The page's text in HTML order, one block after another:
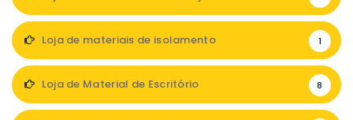
Loja de materiais de isolamento 1
Loja de Material de Escritório 8